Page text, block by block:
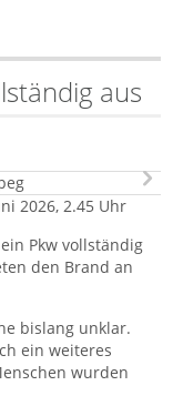
aus
2026, 2.45 Uhr
Pkw vollständig
den Brand an
bislang unklar.
ein weiteres
wurden